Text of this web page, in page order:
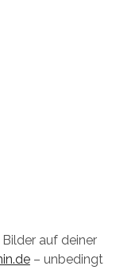
auf deiner
– unbedingt